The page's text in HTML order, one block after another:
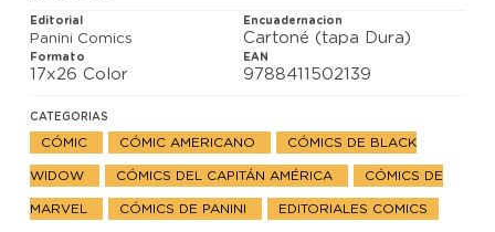
Editorial
Panini Comics
Encuadernacion
Cartoné (tapa Dura)
Formato
17x26 Color
EAN
9788411502139
CATEGORIAS
CÓMIC CÓMIC AMERICANO CÓMICS DE BLACK
WIDOW CÓMICS DEL CAPITÁN AMÉRICA CÓMICS DE
MARVEL CÓMICS DE PANINI EDITORIALES COMICS